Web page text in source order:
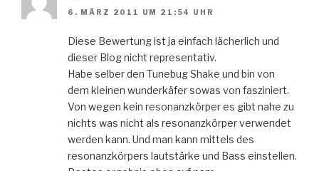
6. MÄRZ 2011 UM 21:54 UHR
Diese Bewertung ist ja einfach lächerlich und
dieser Blog nicht representativ.
Habe selber den Tunebug Shake und bin von
dem kleinen wunderkäfer sowas von fasziniert.
Von wegen kein resonanzkörper es gibt nahe zu
nichts was nicht als resonanzkörper verwendet
werden kann. Und man kann mittels des
resonanzkörpers lautstärke und Bass einstellen.